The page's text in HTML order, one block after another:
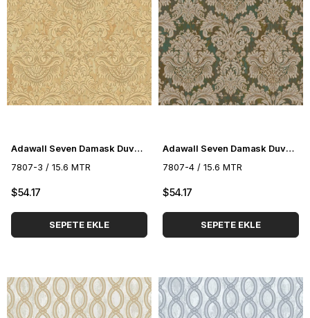
Adawall Seven Damask Duvar Kağıdı 7807-3
7807-3 / 15.6 MTR
$54.17
SEPETE EKLE
Adawall Seven Damask Duvar Kağıdı 7807-4
7807-4 / 15.6 MTR
$54.17
SEPETE EKLE